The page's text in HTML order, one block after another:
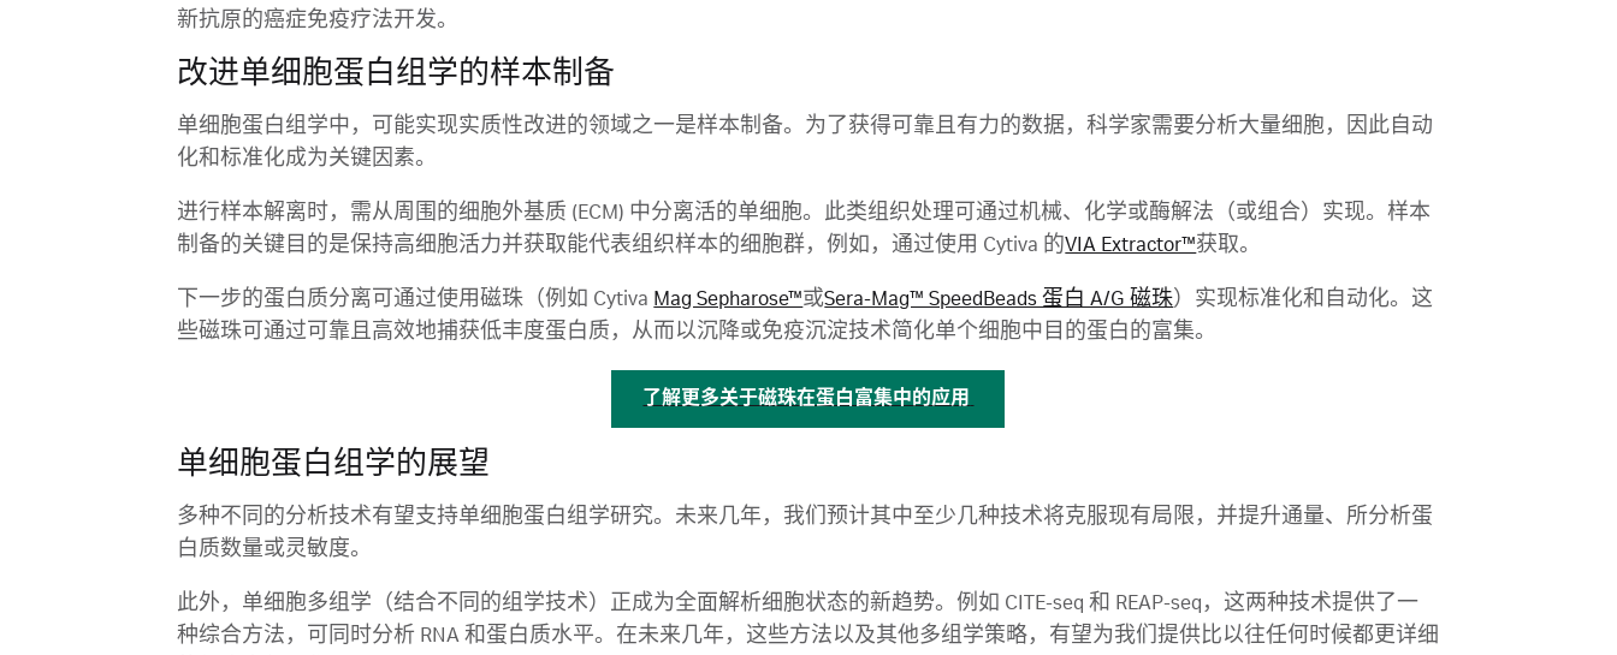
新抗原的癌症免疫疗法开发。
改进单细胞蛋白组学的样本制备
单细胞蛋白组学中，可能实现实质性改进的领域之一是样本制备。为了获得可靠且有力的数据，科学家需要分析大量细胞，因此自动
化和标准化成为关键因素。
进行样本解离时，需从周围的细胞外基质 (ECM) 中分离活的单细胞。此类组织处理可通过机械、化学或酶解法（或组合）实现。样本
制备的关键目的是保持高细胞活力并获取能代表组织样本的细胞群，例如，通过使用 Cytiva 的VIA Extractor™获取。
下一步的蛋白质分离可通过使用磁珠（例如 Cytiva Mag Sepharose™或Sera-Mag™ SpeedBeads 蛋白 A/G 磁珠）实现标准化和自动化。这
些磁珠可通过可靠且高效地捕获低丰度蛋白质，从而以沉降或免疫沉淀技术简化单个细胞中目的蛋白的富集。
了解更多关于磁珠在蛋白富集中的应用
单细胞蛋白组学的展望
多种不同的分析技术有望支持单细胞蛋白组学研究。未来几年，我们预计其中至少几种技术将克服现有局限，并提升通量、所分析蛋
白质数量或灵敏度。
此外，单细胞多组学（结合不同的组学技术）正成为全面解析细胞状态的新趋势。例如 CITE-seq 和 REAP-seq，这两种技术提供了一
种综合方法，可同时分析 RNA 和蛋白质水平。在未来几年，这些方法以及其他多组学策略，有望为我们提供比以往任何时候都更详细